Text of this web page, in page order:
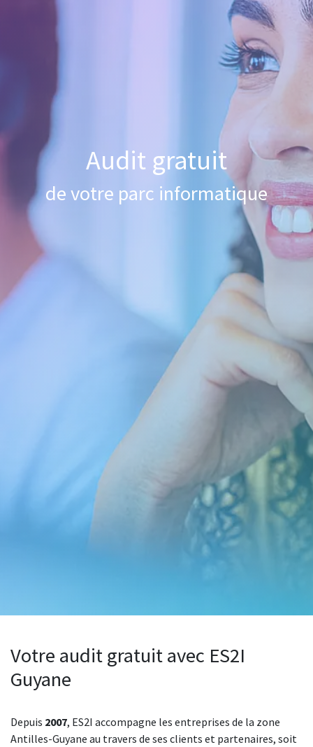
Audit gratuit
de votre parc informatique
Votre audit gratuit avec ES2I
Guyane
Depuis 2007, ES2I accompagne les entreprises de la zone
Antilles-Guyane au travers de ses clients et partenaires, soit